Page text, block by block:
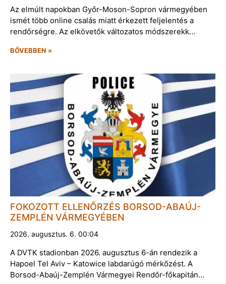
Az elmúlt napokban Győr-Moson-Sopron vármegyében
ismét több online csalás miatt érkezett feljelentés a
rendőrségre. Az elkövetők változatos módszerekk…
BŐVEBBEN »
FOKOZOTT ELLENŐRZÉS BORSOD-ABAÚJ-
ZEMPLÉN VÁRMEGYÉBEN
2026. augusztus. 6. 00:04
A DVTK stadionban 2026. augusztus 6-án rendezik a
Hapoel Tel Aviv – Katowice labdarúgó mérkőzést. A
Borsod-Abaúj-Zemplén Vármegyei Rendőr-főkapitán…